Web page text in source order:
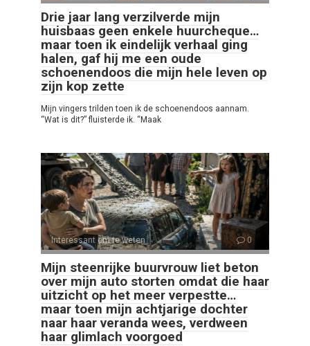
Drie jaar lang verzilverde mijn
huisbaas geen enkele huurcheque…
maar toen ik eindelijk verhaal ging
halen, gaf hij me een oude
schoenendoos die mijn hele leven op
zijn kop zette
Mijn vingers trilden toen ik de schoenendoos aannam.
“Wat is dit?” fluisterde ik. “Maak
Interessant om te weten 0
Mijn steenrijke buurvrouw liet beton
over mijn auto storten omdat die haar
uitzicht op het meer verpestte…
maar toen mijn achtjarige dochter
naar haar veranda wees, verdween
haar glimlach voorgoed